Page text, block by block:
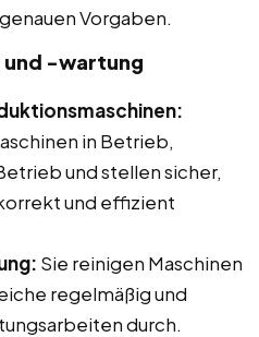
Vorgaben.
und -wartung
in Betrieb,
und stellen sicher,
und effizient
Sie reinigen Maschinen
regelmäßig und
durch.